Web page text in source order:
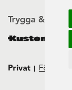
Trygga &
Privat Företag